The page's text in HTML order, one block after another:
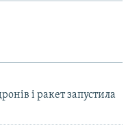
і ракет запустила